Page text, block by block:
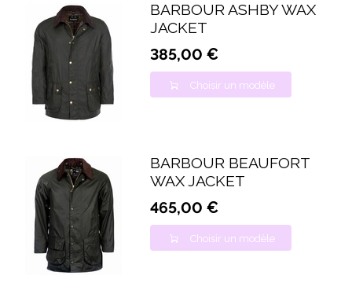
BARBOUR ASHBY WAX
JACKET
385,00 €
Choisir un modèle
BARBOUR BEAUFORT
WAX JACKET
465,00 €
Choisir un modèle